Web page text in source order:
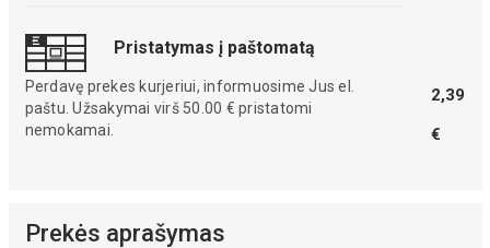
Pristatymas į paštomatą
Perdavę prekes kurjeriui, informuosime Jus el.
paštu. Užsakymai virš 50.00 € pristatomi
nemokamai.
2,39
€
Prekės aprašymas